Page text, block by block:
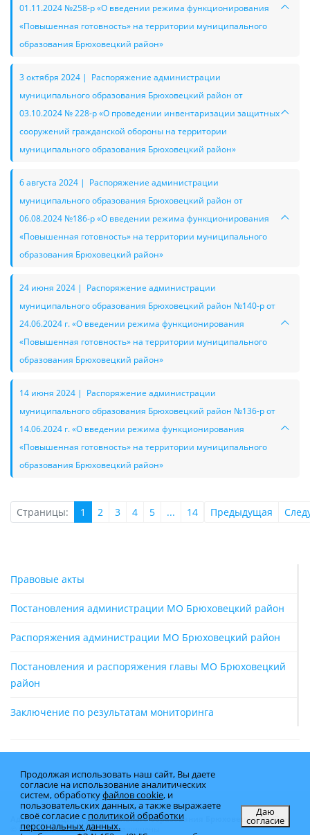
Правовые акты
Постановления администрации МО Брюховецкий район
Распоряжения администрации МО Брюховецкий район
Постановления и распоряжения главы МО Брюховецкий
район
Заключение по результатам мониторинга
01.11.2024 №258-р «О введении режима функционирования
«Повышенная готовность» на территории муниципального
образования Брюховецкий район»
3 октября 2024 | Распоряжение администрации
муниципального образования Брюховецкий район от
03.10.2024 № 228-р «О проведении инвентаризации защитных
сооружений гражданской обороны на территории
муниципального образования Брюховецкий район»
6 августа 2024 | Распоряжение администрации
муниципального образования Брюховецкий район от
06.08.2024 №186-р «О введении режима функционирования
«Повышенная готовность» на территории муниципального
образования Брюховецкий район»
24 июня 2024 | Распоряжение администрации
муниципального образования Брюховецкий район №140-р от
24.06.2024 г. «О введении режима функционирования
«Повышенная готовность» на территории муниципального
образования Брюховецкий район»
14 июня 2024 | Распоряжение администрации
муниципального образования Брюховецкий район №136-р от
14.06.2024 г. «О введении режима функционирования
«Повышенная готовность» на территории муниципального
образования Брюховецкий район»
Страницы: 1 2 3 4 5 ... 14 Предыдущая
Администрация муниципального образования Брюховецкий район
© Copyright 2025 - Все права защищены
Продолжая использовать наш сайт, Вы даете
согласие на использование аналитических
систем, обработкуфайлов cookie, и
пользовательских данных, а также выражаете
своё согласие с политикой обработки
персональных данных.
Даю
согласие